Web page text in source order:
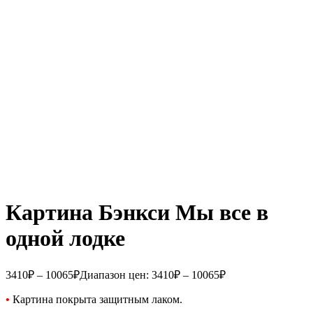
Картина Бэнкси Мы все в
одной лодке
3410₽ – 10065₽Диапазон цен: 3410₽ – 10065₽
• Картина покрыта защитным лаком.